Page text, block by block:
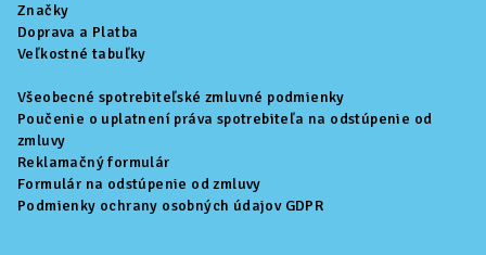
Značky
Doprava a Platba
Veľkostné tabuľky
Všeobecné spotrebiteľské zmluvné podmienky
Poučenie o uplatnení práva spotrebiteľa na odstúpenie od
zmluvy
Reklamačný formulár
Formulár na odstúpenie od zmluvy
Podmienky ochrany osobných údajov GDPR